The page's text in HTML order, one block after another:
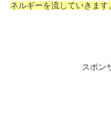
ネルギーを流していきます
スポン